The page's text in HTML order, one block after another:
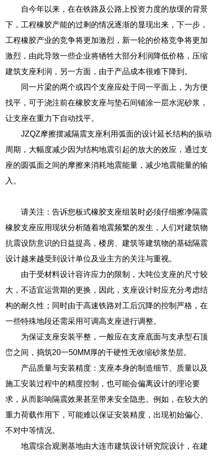
自今年以来，在在铁路及公路上投资力度的放缓的背景
下，工程橡胶产能的过剩的情况逐渐的显现出来，下一步，
工程橡胶产业的竞争将更加激烈，新一轮的价格竞争将更加
激烈，由此导致一些企业将牺牲大部分利润降低价格，压缩
建筑支座利润，另一方面，由于产品成本很难下降到。
同一片梁的两个或四个支座应处于同一平面上，为方便
找平，可于浇注前在橡胶支座与垫石间铺涂一层水泥砂浆，
让支座在重力下自动找平。
JZQZ摩擦摆减隔震支座利用弧面的设计延长结构的振动
周期，大幅度减少因为结构地震引起的放大的效应，通过支
座的圆弧面之间的摩擦来消耗地震能量，减少地震能量的输
入。
请关注：告诉您板式橡胶支座组装时必须仔细擦净隔震
橡胶支座应用现状分析随着地震频繁的发生，人们对建筑物
抗震设防意识的日益提高，楼房、建筑等建筑物的基础隔震
设计越来越受到设计单位及业主方的关注与重视。
由于受材料设计容许应力的限制，大吨位支座的尺寸较
大，不适宜运营期的更换，因此，支座设计时应充分考虑结
构的耐久性；同时由于高速铁路对工后沉降的控制严格，在
一些特殊地段还需采用可调高支座进行调整。
为保证支座安装平整，一般应在支座底面与支承型石顶
峦之间，捣筑20一50MM厚的干硬性无收缩砂浆垫层。
产品质量与安装精度：支座本身的制造细节、质量以及
施工安装过程中的精度控制，也可能会偏离设计的理论要
求，从而影响隔震效果甚至带来安全隐患。例如，在较大的
重力荷载作用下，可能难以保证安装精度，出现初始偏心、
不对中等情况。
地震综合观测基地由大连市建筑设计研究院设计，在建